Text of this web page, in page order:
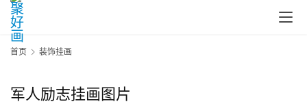
首页 装饰挂画
军人励志挂画图片